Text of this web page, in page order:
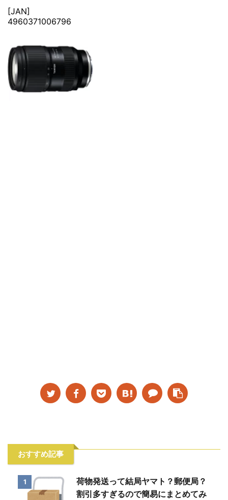
[JAN]
4960371006796
おすすめ記事
1
荷物発送って結局ヤマト？郵便局？
割引多すぎるので簡易にまとめてみ